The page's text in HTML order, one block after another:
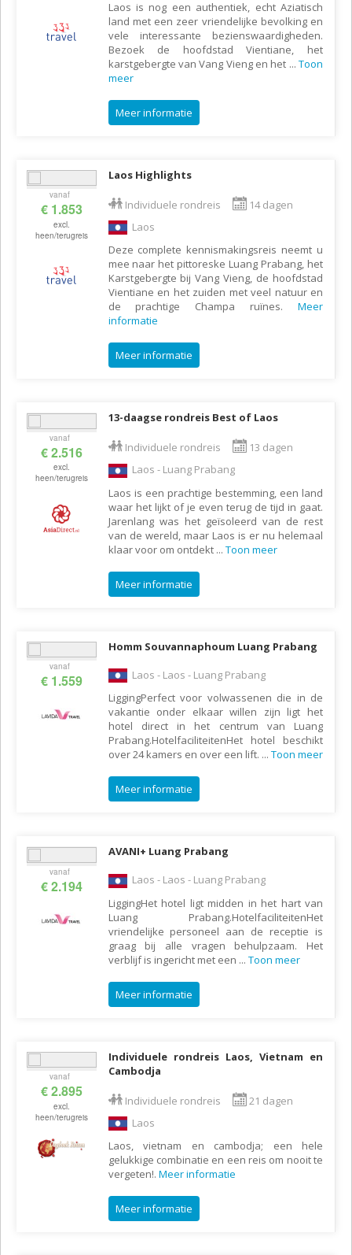
Laos is nog een authentiek, echt Aziatisch
land met een zeer vriendelijke bevolking en
vele interessante bezienswaardigheden.
Bezoek de hoofdstad Vientiane, het
karstgebergte van Vang Vieng en het ... Toon
meer
Meer informatie
vanaf
€ 1.853
excl.
heen/terugreis
Laos Highlights
Individuele rondreis
14 dagen
Laos
Deze complete kennismakingsreis neemt u
mee naar het pittoreske Luang Prabang, het
Karstgebergte bij Vang Vieng, de hoofdstad
Vientiane en het zuiden met veel natuur en
de prachtige Champa ruïnes. Meer
informatie
Meer informatie
vanaf
€ 2.516
excl.
heen/terugreis
13-daagse rondreis Best of Laos
Individuele rondreis
13 dagen
Laos - Luang Prabang
Laos is een prachtige bestemming, een land
waar het lijkt of je even terug de tijd in gaat.
Jarenlang was het geïsoleerd van de rest
van de wereld, maar Laos is er nu helemaal
klaar voor om ontdekt ... Toon meer
Meer informatie
vanaf
€ 1.559
Homm Souvannaphoum Luang Prabang
Laos - Laos - Luang Prabang
LiggingPerfect voor volwassenen die in de
vakantie onder elkaar willen zijn ligt het
hotel direct in het centrum van Luang
Prabang.HotelfaciliteitenHet hotel beschikt
over 24 kamers en over een lift. ... Toon meer
Meer informatie
vanaf
€ 2.194
AVANI+ Luang Prabang
Laos - Laos - Luang Prabang
LiggingHet hotel ligt midden in het hart van
Luang Prabang.HotelfaciliteitenHet
vriendelijke personeel aan de receptie is
graag bij alle vragen behulpzaam. Het
verblijf is ingericht met een ... Toon meer
Meer informatie
vanaf
€ 2.895
excl.
heen/terugreis
Individuele rondreis Laos, Vietnam en
Cambodja
Individuele rondreis
21 dagen
Laos
Laos, vietnam en cambodja; een hele
gelukkige combinatie en een reis om nooit te
vergeten!. Meer informatie
Meer informatie